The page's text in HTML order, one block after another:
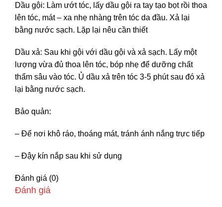
Dầu gội: Làm ướt tóc, lấy dầu gội ra tay tạo bọt rồi thoa
lên tóc, mát – xa nhẹ nhàng trên tóc da đầu. Xả lại
bằng nước sạch. Lặp lại nêu cần thiết
Dầu xả: Sau khi gội với dầu gội và xả sạch. Lấy một
lượng vừa đủ thoa lên tóc, bóp nhẹ để dưỡng chất
thấm sâu vào tóc. Ủ dầu xả trên tóc 3-5 phút sau đó xả
lại bằng nước sạch.
Bảo quản:
– Để nơi khô ráo, thoáng mát, tránh ánh nắng trực tiếp
– Đậy kín nắp sau khi sử dụng
Đánh giá (0)
Đánh giá